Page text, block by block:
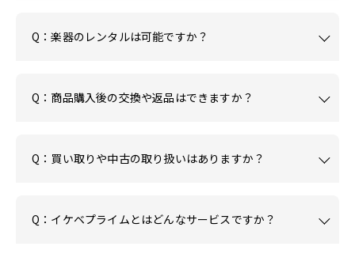
Q：楽器のレンタルは可能ですか？
Q：商品購入後の交換や返品はできますか？
Q：買い取りや中古の取り扱いはありますか？
Q：イケベプライムとはどんなサービスですか？